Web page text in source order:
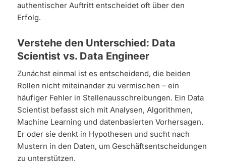
authentischer Auftritt entscheidet oft über den
Erfolg.
Verstehe den Unterschied: Data
Scientist vs. Data Engineer
Zunächst einmal ist es entscheidend, die beiden
Rollen nicht miteinander zu vermischen – ein
häufiger Fehler in Stellenausschreibungen. Ein Data
Scientist befasst sich mit Analysen, Algorithmen,
Machine Learning und datenbasierten Vorhersagen.
Er oder sie denkt in Hypothesen und sucht nach
Mustern in den Daten, um Geschäftsentscheidungen
zu unterstützen.